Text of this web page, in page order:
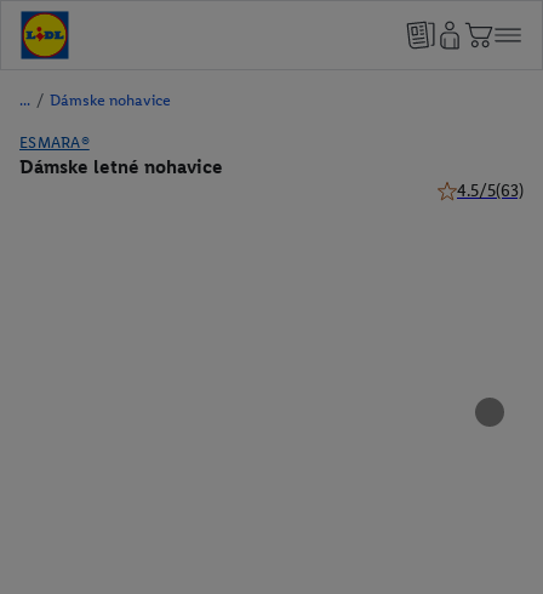
/ Dámske nohavice
ESMARA®
Dámske letné nohavice
4.5/5(63)